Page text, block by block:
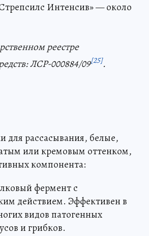
Интенсив» — около
реестре
ЛСР-000884/09[25].
для рассасывания, белые,
или кремовым оттенком,
компонента:
фермент с
действием. Эффективен в
видов патогенных
и грибков.